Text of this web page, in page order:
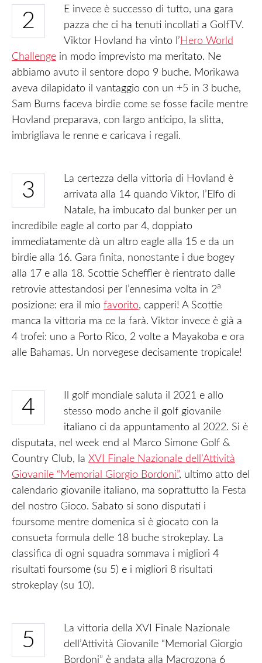
2
E invece è successo di tutto, una gara
pazza che ci ha tenuti incollati a GolfTV.
Viktor Hovland ha vinto l’Hero World
Challenge in modo imprevisto ma meritato. Ne
abbiamo avuto il sentore dopo 9 buche. Morikawa
aveva dilapidato il vantaggio con un +5 in 3 buche,
Sam Burns faceva birdie come se fosse facile mentre
Hovland preparava, con largo anticipo, la slitta,
imbrigliava le renne e caricava i regali.
3
La certezza della vittoria di Hovland è
arrivata alla 14 quando Viktor, l’Elfo di
Natale, ha imbucato dal bunker per un
incredibile eagle al corto par 4, doppiato
immediatamente dà un altro eagle alla 15 e da un
birdie alla 16. Gara finita, nonostante i due bogey
alla 17 e alla 18. Scottie Scheffler è rientrato dalle
retrovie attestandosi per l’ennesima volta in 2a
posizione: era il mio favorito, capperi! A Scottie
manca la vittoria ma ce la farà. Viktor invece è già a
4 trofei: uno a Porto Rico, 2 volte a Mayakoba e ora
alle Bahamas. Un norvegese decisamente tropicale!
4
Il golf mondiale saluta il 2021 e allo
stesso modo anche il golf giovanile
italiano ci da appuntamento al 2022. Si è
disputata, nel week end al Marco Simone Golf &
Country Club, la XVI Finale Nazionale dell’Attività
Giovanile “Memorial Giorgio Bordoni”, ultimo atto del
calendario giovanile italiano, ma soprattutto la Festa
del nostro Gioco. Sabato si sono disputati i
foursome mentre domenica si è giocato con la
consueta formula delle 18 buche strokeplay. La
classifica di ogni squadra sommava i migliori 4
risultati foursome (su 5) e i migliori 8 risultati
strokeplay (su 10).
5
La vittoria della XVI Finale Nazionale
dell’Attività Giovanile “Memorial Giorgio
Bordoni” è andata alla Macrozona 6